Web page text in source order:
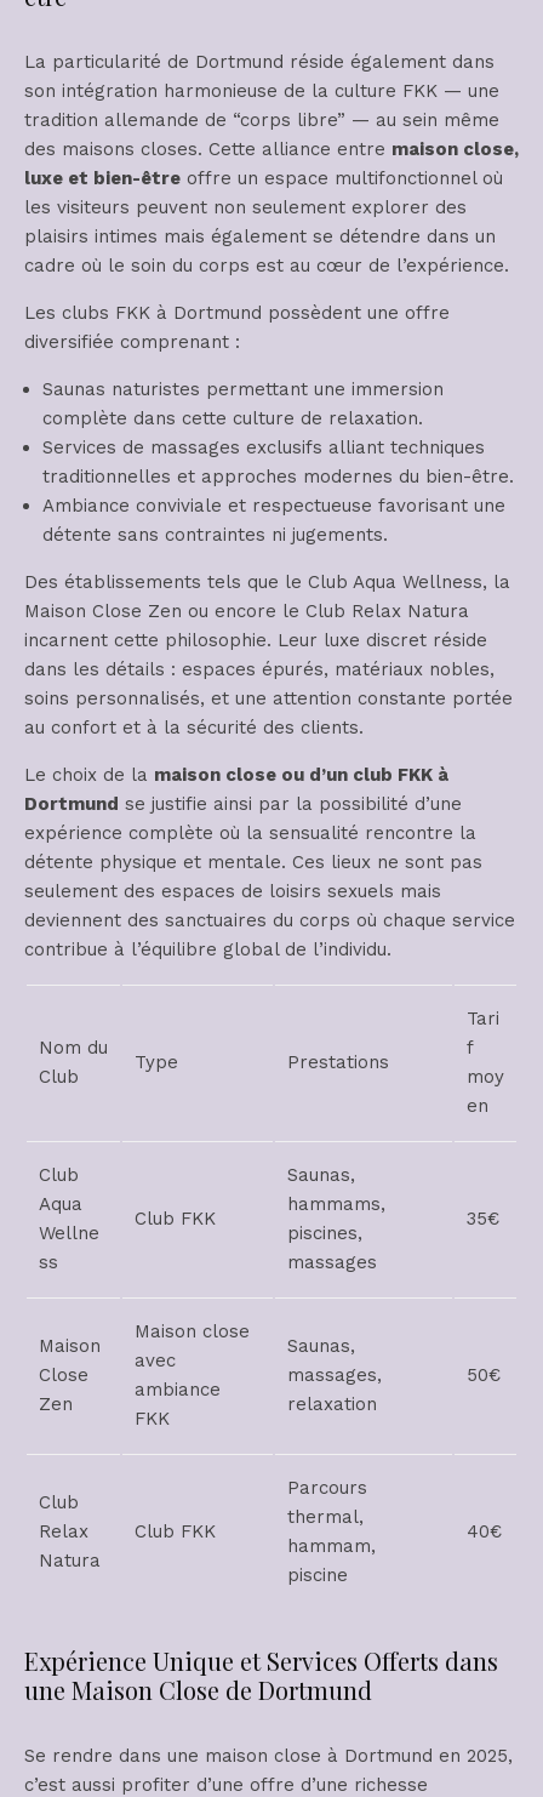
La particularité de Dortmund réside également dans
son intégration harmonieuse de la culture FKK — une
tradition allemande de “corps libre” — au sein même
des maisons closes. Cette alliance entre maison close,
luxe et bien-être offre un espace multifonctionnel où
les visiteurs peuvent non seulement explorer des
plaisirs intimes mais également se détendre dans un
cadre où le soin du corps est au cœur de l’expérience.
Les clubs FKK à Dortmund possèdent une offre
diversifiée comprenant :
Saunas naturistes permettant une immersion
complète dans cette culture de relaxation.
Services de massages exclusifs alliant techniques
traditionnelles et approches modernes du bien-être.
Ambiance conviviale et respectueuse favorisant une
détente sans contraintes ni jugements.
Des établissements tels que le Club Aqua Wellness, la
Maison Close Zen ou encore le Club Relax Natura
incarnent cette philosophie. Leur luxe discret réside
dans les détails : espaces épurés, matériaux nobles,
soins personnalisés, et une attention constante portée
au confort et à la sécurité des clients.
Le choix de la maison close ou d’un club FKK à
Dortmund se justifie ainsi par la possibilité d’une
expérience complète où la sensualité rencontre la
détente physique et mentale. Ces lieux ne sont pas
seulement des espaces de loisirs sexuels mais
deviennent des sanctuaires du corps où chaque service
contribue à l’équilibre global de l’individu.
Nom du
Club
Type Prestations
Tari
f
moy
en
Club
Aqua
Wellne
ss
Club FKK
Saunas,
hammams,
piscines,
massages
35€
Maison
Close
Zen
Maison close
avec
ambiance
FKK
Saunas,
massages,
relaxation
50€
Club
Relax
Natura
Club FKK
Parcours
thermal,
hammam,
piscine
40€
Expérience Unique et Services Offerts dans
une Maison Close de Dortmund
Se rendre dans une maison close à Dortmund en 2025,
c’est aussi profiter d’une offre d’une richesse